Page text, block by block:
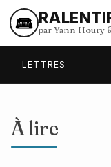
par Yann Houry
LETTRES
À lire